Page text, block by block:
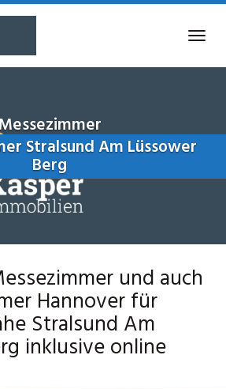
Stralsund Am Lüssower
Berg
und auch
Hannover für
Stralsund Am
inklusive online